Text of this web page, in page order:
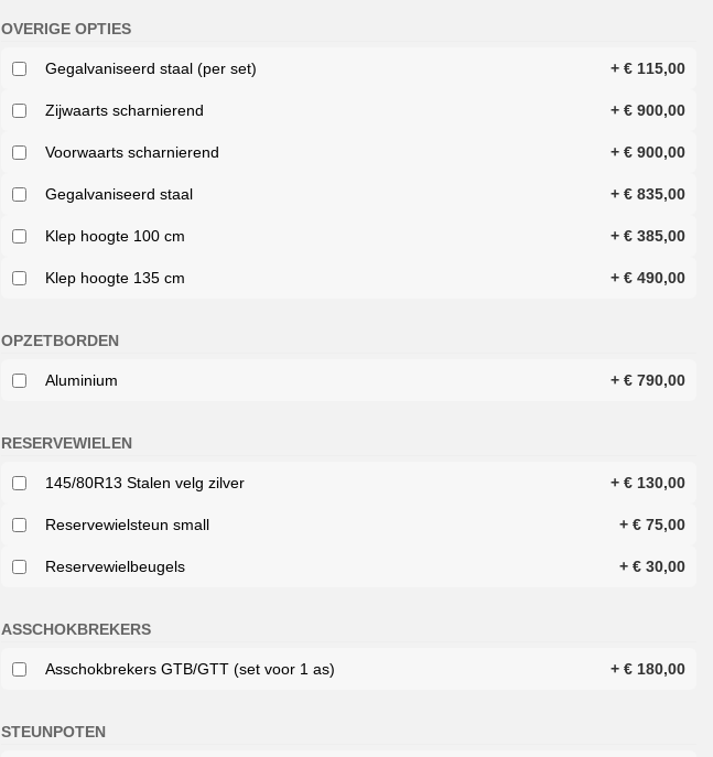
OVERIGE OPTIES
Gegalvaniseerd staal (per set) + € 115,00
Zijwaarts scharnierend + € 900,00
Voorwaarts scharnierend + € 900,00
Gegalvaniseerd staal + € 835,00
Klep hoogte 100 cm + € 385,00
Klep hoogte 135 cm + € 490,00
OPZETBORDEN
Aluminium + € 790,00
RESERVEWIELEN
145/80R13 Stalen velg zilver + € 130,00
Reservewielsteun small + € 75,00
Reservewielbeugels + € 30,00
ASSCHOKBREKERS
Asschokbrekers GTB/GTT (set voor 1 as) + € 180,00
STEUNPOTEN